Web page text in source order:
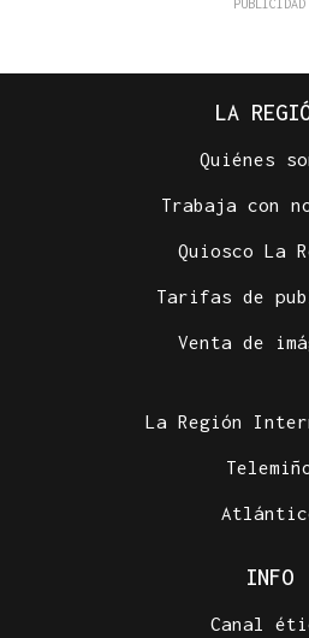
LA
Quiénes
Trabaja con
Quiosco La
Tarifas de
Venta de
La Región
INFO
Canal